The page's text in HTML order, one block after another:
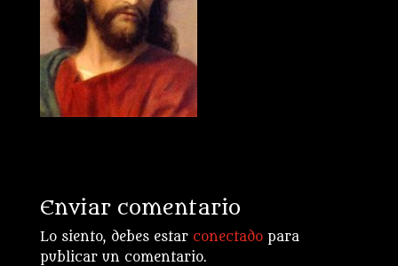
Enviar comentario
Lo siento, debes estar conectadopara
publicar un comentario.